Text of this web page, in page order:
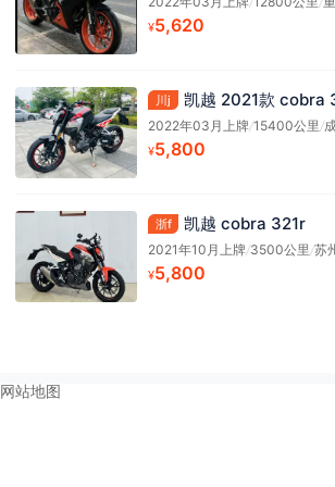
¥5,620
川j 凯越 2021款 cobra
2022年03月上牌/15400公里 /
¥5,800
浙f 凯越 cobra 321r
2021年10月上牌/3500公里 /苏
¥5,800
网站地图